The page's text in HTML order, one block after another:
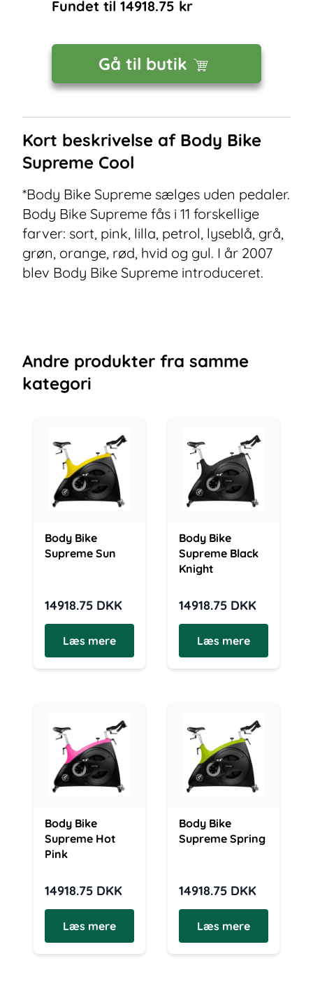
Fundet til 14918.75 kr
Gå til butik
Kort beskrivelse af Body Bike
Supreme Cool
*Body Bike Supreme sælges uden pedaler.
Body Bike Supreme fås i 11 forskellige
farver: sort, pink, lilla, petrol, lyseblå, grå,
grøn, orange, rød, hvid og gul. I år 2007
blev Body Bike Supreme introduceret.
Andre produkter fra samme
kategori
Body Bike
Supreme Sun
14918.75 DKK
Læs mere
Body Bike
Supreme Black
Knight
14918.75 DKK
Læs mere
Body Bike
Supreme Hot
Pink
14918.75 DKK
Læs mere
Body Bike
Supreme Spring
14918.75 DKK
Læs mere